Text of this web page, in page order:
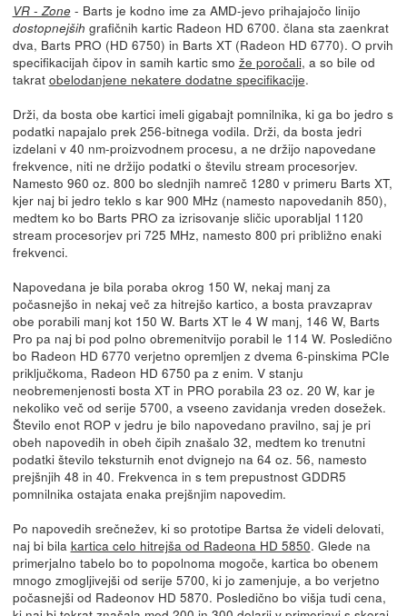
VR - Zone- Barts je kodno ime za AMD-jevo prihajajočo linijo
dostopnejših grafičnih kartic Radeon HD 6700. člana sta zaenkrat
dva, Barts PRO (HD 6750) in Barts XT (Radeon HD 6770). O prvih
specifikacijah čipov in samih kartic smo že poročali, a so bile od
takrat obelodanjene nekatere dodatne specifikacije.
Drži, da bosta obe kartici imeli gigabajt pomnilnika, ki ga bo jedro s
podatki napajalo prek 256-bitnega vodila. Drži, da bosta jedri
izdelani v 40 nm-proizvodnem procesu, a ne držijo napovedane
frekvence, niti ne držijo podatki o številu stream procesorjev.
Namesto 960 oz. 800 bo slednjih namreč 1280 v primeru Barts XT,
kjer naj bi jedro teklo s kar 900 MHz (namesto napovedanih 850),
medtem ko bo Barts PRO za izrisovanje sličic uporabljal 1120
stream procesorjev pri 725 MHz, namesto 800 pri približno enaki
frekvenci.
Napovedana je bila poraba okrog 150 W, nekaj manj za
počasnejšo in nekaj več za hitrejšo kartico, a bosta pravzaprav
obe porabili manj kot 150 W. Barts XT le 4 W manj, 146 W, Barts
Pro pa naj bi pod polno obremenitvijo porabil le 114 W. Posledično
bo Radeon HD 6770 verjetno opremljen z dvema 6-pinskima PCIe
priključkoma, Radeon HD 6750 pa z enim. V stanju
neobremenjenosti bosta XT in PRO porabila 23 oz. 20 W, kar je
nekoliko več od serije 5700, a vseeno zavidanja vreden dosežek.
Število enot ROP v jedru je bilo napovedano pravilno, saj je pri
obeh napovedih in obeh čipih znašalo 32, medtem ko trenutni
podatki število teksturnih enot dvignejo na 64 oz. 56, namesto
prejšnjih 48 in 40. Frekvenca in s tem prepustnost GDDR5
pomnilnika ostajata enaka prejšnjim napovedim.
Po napovedih srečnežev, ki so prototipe Bartsa že videli delovati,
naj bi bila kartica celo hitrejša od Radeona HD 5850. Glede na
primerjalno tabelo bo to popolnoma mogoče, kartica bo obenem
mnogo zmogljivejši od serije 5700, ki jo zamenjuje, a bo verjetno
počasnejši od Radeonov HD 5870. Posledično bo višja tudi cena,